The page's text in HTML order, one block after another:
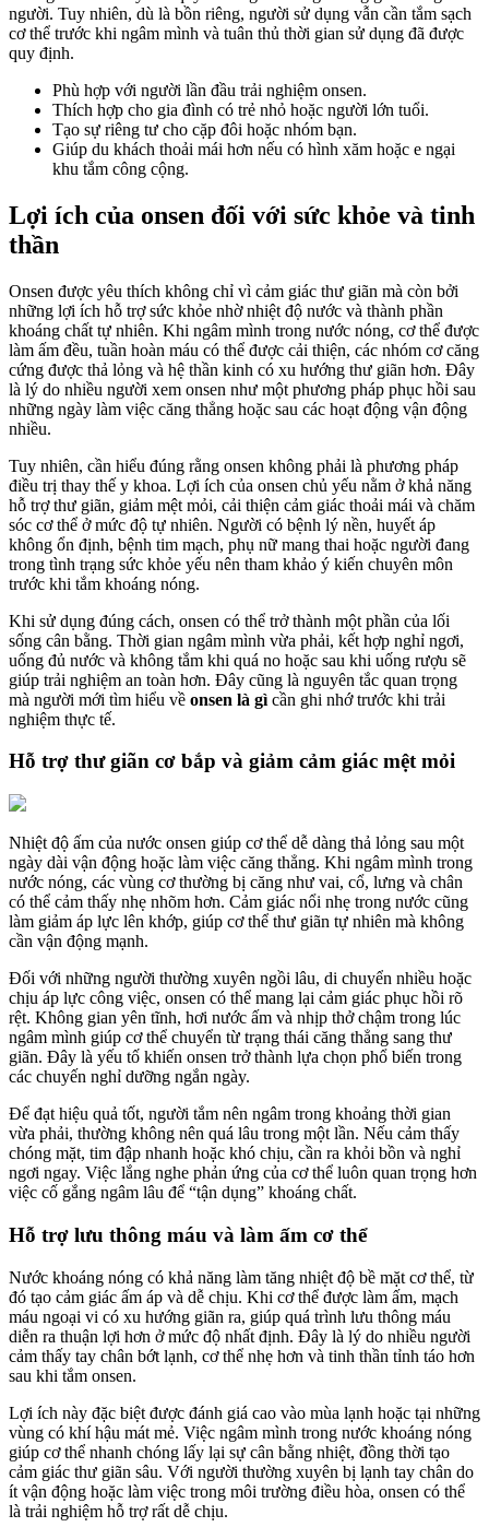
người. Tuy nhiên, dù là bồn riêng, người sử dụng vẫn cần tắm sạch
cơ thể trước khi ngâm mình và tuân thủ thời gian sử dụng đã được
quy định.
Phù hợp với người lần đầu trải nghiệm onsen.
Thích hợp cho gia đình có trẻ nhỏ hoặc người lớn tuổi.
Tạo sự riêng tư cho cặp đôi hoặc nhóm bạn.
Giúp du khách thoải mái hơn nếu có hình xăm hoặc e ngại
khu tắm công cộng.
Lợi ích của onsen đối với sức khỏe và tinh
thần
Onsen được yêu thích không chỉ vì cảm giác thư giãn mà còn bởi
những lợi ích hỗ trợ sức khỏe nhờ nhiệt độ nước và thành phần
khoáng chất tự nhiên. Khi ngâm mình trong nước nóng, cơ thể được
làm ấm đều, tuần hoàn máu có thể được cải thiện, các nhóm cơ căng
cứng được thả lỏng và hệ thần kinh có xu hướng thư giãn hơn. Đây
là lý do nhiều người xem onsen như một phương pháp phục hồi sau
những ngày làm việc căng thẳng hoặc sau các hoạt động vận động
nhiều.
Tuy nhiên, cần hiểu đúng rằng onsen không phải là phương pháp
điều trị thay thế y khoa. Lợi ích của onsen chủ yếu nằm ở khả năng
hỗ trợ thư giãn, giảm mệt mỏi, cải thiện cảm giác thoải mái và chăm
sóc cơ thể ở mức độ tự nhiên. Người có bệnh lý nền, huyết áp
không ổn định, bệnh tim mạch, phụ nữ mang thai hoặc người đang
trong tình trạng sức khỏe yếu nên tham khảo ý kiến chuyên môn
trước khi tắm khoáng nóng.
Khi sử dụng đúng cách, onsen có thể trở thành một phần của lối
sống cân bằng. Thời gian ngâm mình vừa phải, kết hợp nghỉ ngơi,
uống đủ nước và không tắm khi quá no hoặc sau khi uống rượu sẽ
giúp trải nghiệm an toàn hơn. Đây cũng là nguyên tắc quan trọng
mà người mới tìm hiểu về onsen là gì cần ghi nhớ trước khi trải
nghiệm thực tế.
Hỗ trợ thư giãn cơ bắp và giảm cảm giác mệt mỏi
Nhiệt độ ấm của nước onsen giúp cơ thể dễ dàng thả lỏng sau một
ngày dài vận động hoặc làm việc căng thẳng. Khi ngâm mình trong
nước nóng, các vùng cơ thường bị căng như vai, cổ, lưng và chân
có thể cảm thấy nhẹ nhõm hơn. Cảm giác nổi nhẹ trong nước cũng
làm giảm áp lực lên khớp, giúp cơ thể thư giãn tự nhiên mà không
cần vận động mạnh.
Đối với những người thường xuyên ngồi lâu, di chuyển nhiều hoặc
chịu áp lực công việc, onsen có thể mang lại cảm giác phục hồi rõ
rệt. Không gian yên tĩnh, hơi nước ấm và nhịp thở chậm trong lúc
ngâm mình giúp cơ thể chuyển từ trạng thái căng thẳng sang thư
giãn. Đây là yếu tố khiến onsen trở thành lựa chọn phổ biến trong
các chuyến nghỉ dưỡng ngắn ngày.
Để đạt hiệu quả tốt, người tắm nên ngâm trong khoảng thời gian
vừa phải, thường không nên quá lâu trong một lần. Nếu cảm thấy
chóng mặt, tim đập nhanh hoặc khó chịu, cần ra khỏi bồn và nghỉ
ngơi ngay. Việc lắng nghe phản ứng của cơ thể luôn quan trọng hơn
việc cố gắng ngâm lâu để “tận dụng” khoáng chất.
Hỗ trợ lưu thông máu và làm ấm cơ thể
Nước khoáng nóng có khả năng làm tăng nhiệt độ bề mặt cơ thể, từ
đó tạo cảm giác ấm áp và dễ chịu. Khi cơ thể được làm ấm, mạch
máu ngoại vi có xu hướng giãn ra, giúp quá trình lưu thông máu
diễn ra thuận lợi hơn ở mức độ nhất định. Đây là lý do nhiều người
cảm thấy tay chân bớt lạnh, cơ thể nhẹ hơn và tinh thần tỉnh táo hơn
sau khi tắm onsen.
Lợi ích này đặc biệt được đánh giá cao vào mùa lạnh hoặc tại những
vùng có khí hậu mát mẻ. Việc ngâm mình trong nước khoáng nóng
giúp cơ thể nhanh chóng lấy lại sự cân bằng nhiệt, đồng thời tạo
cảm giác thư giãn sâu. Với người thường xuyên bị lạnh tay chân do
ít vận động hoặc làm việc trong môi trường điều hòa, onsen có thể
là trải nghiệm hỗ trợ rất dễ chịu.